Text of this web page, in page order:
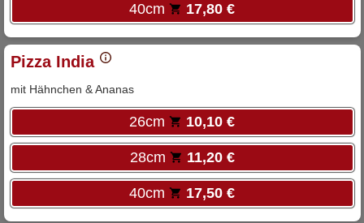
40cm 17,80 €
Pizza India
mit Hähnchen & Ananas
26cm 10,10 €
28cm 11,20 €
40cm 17,50 €